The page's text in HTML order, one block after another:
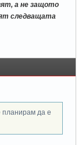
а не защото
следващата
планирам да е